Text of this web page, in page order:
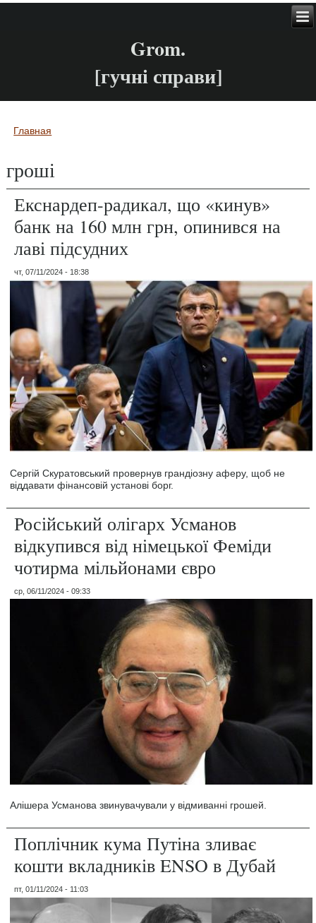
Grom.
[гучні справи]
Вы здесь
Главная
гроші
Екснардеп-радикал, що «кинув»
банк на 160 млн грн, опинився на
лаві підсудних
чт, 07/11/2024 - 18:38
Сергій Скуратовський провернув грандіозну аферу, щоб не
віддавати фінансовій установі борг.
Російський олігарх Усманов
відкупився від німецької Феміди
чотирма мільйонами євро
ср, 06/11/2024 - 09:33
Алішера Усманова звинувачували у відмиванні грошей.
Поплічник кума Путіна зливає
кошти вкладників ENSO в Дубай
пт, 01/11/2024 - 11:03